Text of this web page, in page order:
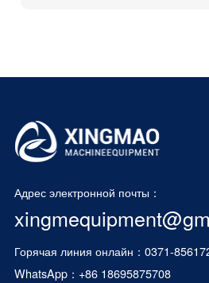
Адрес электронной почты：
Горячая линия онлайн：0371-
WhatsApp： +86 18695875708